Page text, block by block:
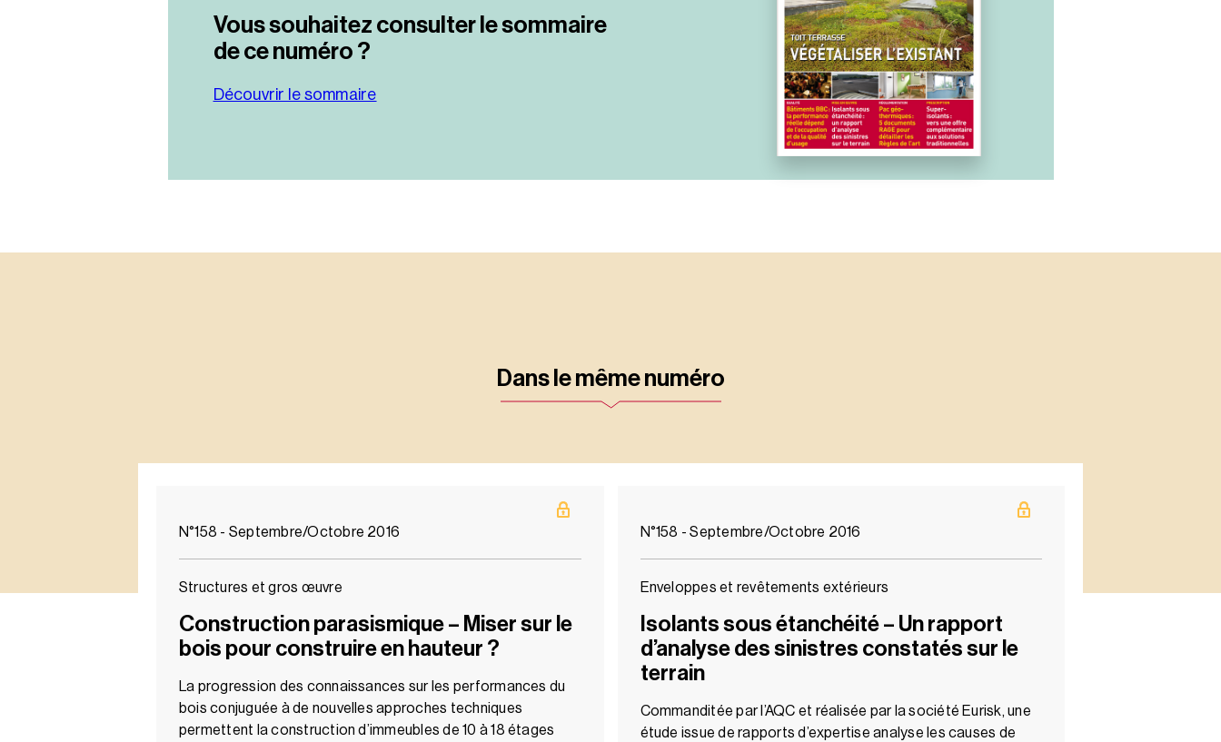
Vous souhaitez consulter le sommaire
de ce numéro ?
Découvrir le sommaire
Dans le même numéro
N°158 - Septembre/Octobre 2016
Structures et gros œuvre
Construction parasismique – Miser sur le
bois pour construire en hauteur ?
La progression des connaissances sur les performances du
bois conjuguée à de nouvelles approches techniques
permettent la construction d’immeubles de 10 à 18 étages
N°158 - Septembre/Octobre 2016
Enveloppes et revêtements extérieurs
Isolants sous étanchéité – Un rapport
d’analyse des sinistres constatés sur le
terrain
Commanditée par l’AQC et réalisée par la société Eurisk, une
étude issue de rapports d’expertise analyse les causes de